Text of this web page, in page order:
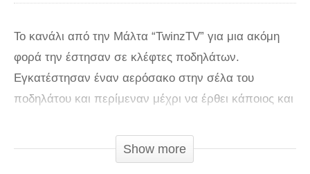
Το κανάλι από την Μάλτα “TwinzTV” για μια ακόμη
φορά την έστησαν σε κλέφτες ποδηλάτων.
Εγκατέστησαν έναν αερόσακο στην σέλα του
ποδηλάτου και περίμεναν μέχρι να έρθει κάποιος και
συνέχεια τους έπιασε στον ύπνο…
Show more